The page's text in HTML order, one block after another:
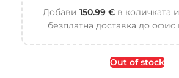
Добави 150.99 €в количката
безплатна доставка до
Out of stock